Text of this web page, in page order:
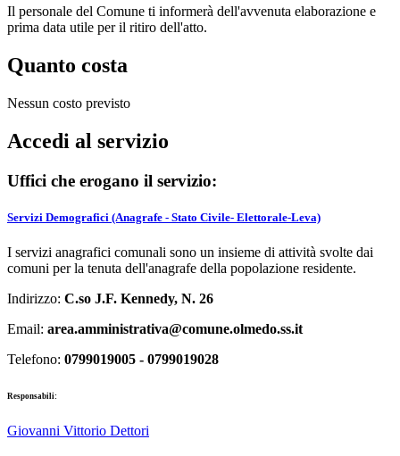
Il personale del Comune ti informerà dell'avvenuta elaborazione e
prima data utile per il ritiro dell'atto.
Quanto costa
Nessun costo previsto
Accedi al servizio
Uffici che erogano il servizio:
Servizi Demografici (Anagrafe - Stato Civile- Elettorale-Leva)
I servizi anagrafici comunali sono un insieme di attività svolte dai
comuni per la tenuta dell'anagrafe della popolazione residente.
Indirizzo: C.so J.F. Kennedy, N. 26
Email: area.amministrativa@comune.olmedo.ss.it
Telefono: 0799019005 - 0799019028
Responsabili:
Giovanni Vittorio Dettori